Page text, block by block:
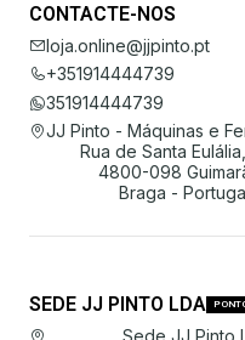
CONTACTE-NOS
loja.online@jjpinto.pt
+351914444739
351914444739
JJ Pinto - Máquinas e
Rua de Santa
4800-098
Braga -
SEDE JJ PINTO LDA